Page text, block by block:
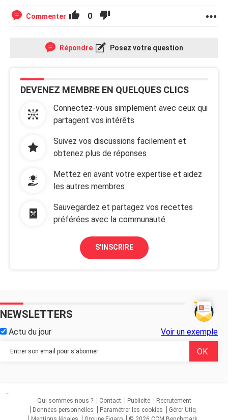
Commenter 0
Répondre Posez votre question
DEVENEZ MEMBRE EN QUELQUES CLICS
Connectez-vous simplement avec ceux qui
partagent vos intérêts
Suivez vos discussions facilement et
obtenez plus de réponses
Mettez en avant votre expertise et aidez
les autres membres
Sauvegardez et partagez vos recettes
préférées avec la communauté
S'INSCRIRE
NEWSLETTERS
Actu du jour Voir un exemple
...
Qui sommes-nous ?
Contact Publicité
Recrutement
Données personnelles
Paramétrer les cookies
Gérer Utiq